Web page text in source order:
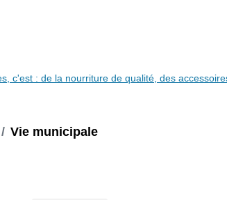
c'est : de la nourriture de qualité, des
Vie municipale